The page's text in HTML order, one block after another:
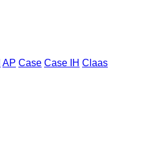
AP Case Case IH Claas